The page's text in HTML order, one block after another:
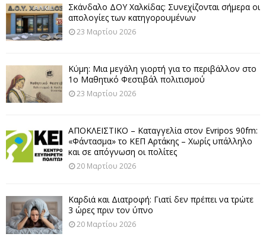
Σκάνδαλο ΔΟΥ Χαλκίδας: Συνεχίζονται σήμερα οι
απολογίες των κατηγορουμένων
23 Μαρτίου 2026
Κύμη: Μια μεγάλη γιορτή για το περιβάλλον στο
1ο Μαθητικό Φεστιβάλ πολιτισμού
23 Μαρτίου 2026
ΑΠΟΚΛΕΙΣΤΙΚΟ – Καταγγελία στον Evripos 90fm:
«Φάντασμα» το ΚΕΠ Αρτάκης – Χωρίς υπάλληλο
και σε απόγνωση οι πολίτες
20 Μαρτίου 2026
Καρδιά και Διατροφή: Γιατί δεν πρέπει να τρώτε
3 ώρες πριν τον ύπνο
20 Μαρτίου 2026